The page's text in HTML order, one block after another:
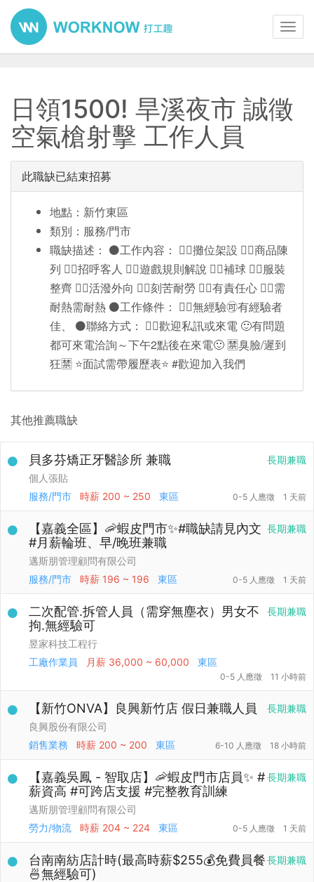
日領1500! 旱溪夜市 誠徵
空氣槍射擊 工作人員
此職缺已結束招募
地點：新竹東區
類別：服務/門市
職缺描述： ⚫️工作內容： 👉🏻攤位架設 👉🏻商品陳
列 👉🏻招呼客人 👉🏻遊戲規則解說 👉🏻補球 👉🏻服裝
整齊 👉🏻活潑外向 👉🏻刻苦耐勞 👉🏻有責任心 👉🏻需
耐熱需耐熱 ⚫️工作條件： 👉🏻無經驗🉑️有經驗者
佳、 ⚫️聯絡方式： 👉🏻歡迎私訊或來電 🙂有問題
都可來電洽詢～下午2點後在來電🙂 🈲️臭臉/遲到
狂🈲️ ⭐️面試需帶履歷表⭐️ #歡迎加入我們
其他推薦職缺
長期兼職
貝多芬矯正牙醫診所 兼職
個人張貼
服務/門市
時薪 200 ~ 250 東區 0-5 人應徵 1 天前
長期兼職
【嘉義全區】🦐蝦皮門市✨#職缺請見內文
#月薪輪班、早/晚班兼職
邁斯朋管理顧問有限公司
服務/門市
時薪 196 ~ 196 東區 0-5 人應徵 1 天前
長期兼職
二次配管.拆管人員（需穿無塵衣）男女不
拘.無經驗可
昱家科技工程行
工廠作業員
月薪 36,000 ~ 60,000 東區
0-5 人應徵 11 小時前
長期兼職
【新竹ONVA】良興新竹店 假日兼職人員
良興股份有限公司
銷售業務
時薪 200 ~ 200 東區 6-10 人應徵 18 小時前
長期兼職
【嘉義吳鳳 - 智取店】🦐蝦皮門市店員✨ #
薪資高 #可跨店支援 #完整教育訓練
邁斯朋管理顧問有限公司
勞力/物流
時薪 204 ~ 224 東區 0-5 人應徵 1 天前
長期兼職
台南南紡店計時(最高時薪$255💰免費員餐
🍜無經驗可)